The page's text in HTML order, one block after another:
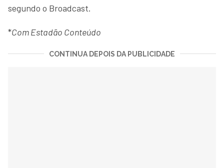
segundo o Broadcast.
*Com Estadão Conteúdo
CONTINUA DEPOIS DA PUBLICIDADE